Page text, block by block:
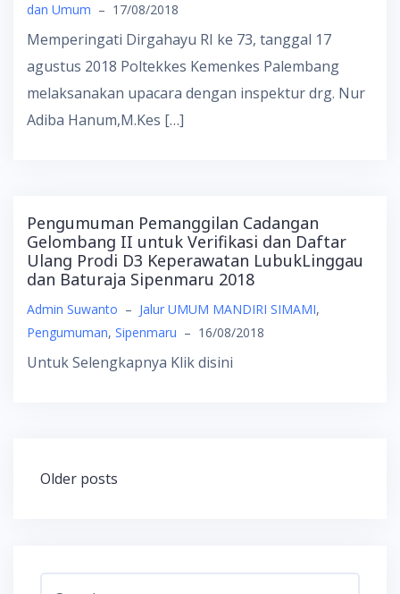
dan Umum – 17/08/2018
Memperingati Dirgahayu RI ke 73, tanggal 17
agustus 2018 Poltekkes Kemenkes Palembang
melaksanakan upacara dengan inspektur drg. Nur
Adiba Hanum,M.Kes […]
Pengumuman Pemanggilan Cadangan
Gelombang II untuk Verifikasi dan Daftar
Ulang Prodi D3 Keperawatan LubukLinggau
dan Baturaja Sipenmaru 2018
Admin Suwanto – Jalur UMUM MANDIRI SIMAMI,
Pengumuman, Sipenmaru – 16/08/2018
Untuk Selengkapnya Klik disini
Posts
Older posts